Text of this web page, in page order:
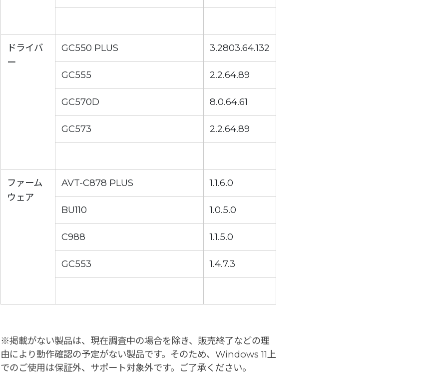
ドライバ
ー
GC550 PLUS 3.2803.64.132
GC555 2.2.64.89
GC570D 8.0.64.61
GC573 2.2.64.89
ファーム
ウェア
AVT-C878 PLUS 1.1.6.0
BU110 1.0.5.0
C988 1.1.5.0
GC553 1.4.7.3
※掲載がない製品は、現在調査中の場合を除き、販売終了などの理
由により動作確認の予定がない製品です。そのため、Windows 11上
でのご使用は保証外、サポート対象外です。ご了承ください。